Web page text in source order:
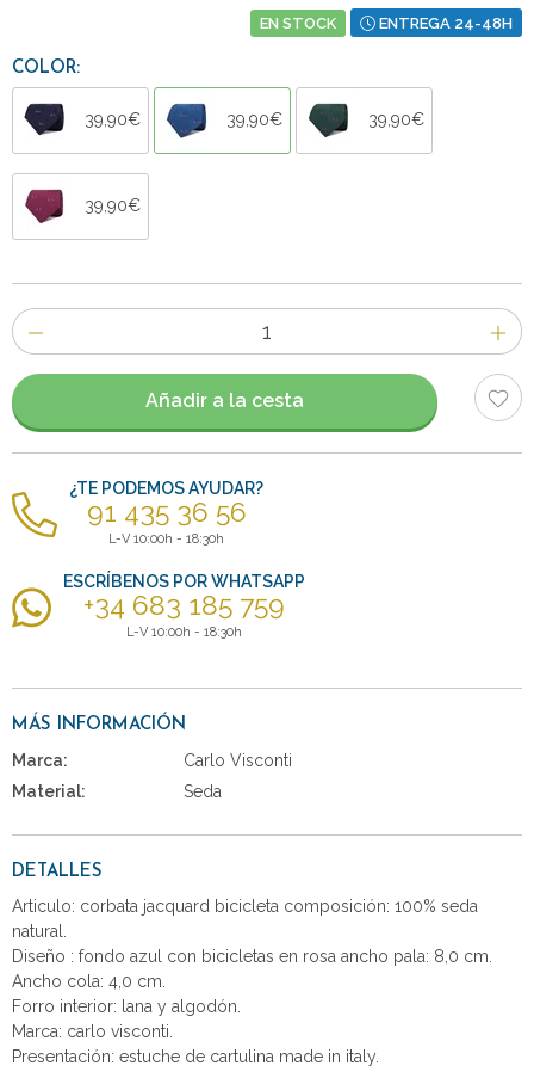
EN STOCK ENTREGA 24-48H
COLOR:
39,90€ 39,90€ 39,90€
39,90€
Número
de
artículos
Añadir a la cesta
¿TE PODEMOS AYUDAR?
91 435 36 56
L-V 10:00h - 18:30h
ESCRÍBENOS POR WHATSAPP
+34 683 185 759
L-V 10:00h - 18:30h
MÁS INFORMACIÓN
Marca:
Carlo Visconti
Material:
Seda
DETALLES
Articulo: corbata jacquard bicicleta composición: 100% seda
natural.
Diseño : fondo azul con bicicletas en rosa ancho pala: 8,0 cm.
Ancho cola: 4,0 cm.
Forro interior: lana y algodón.
Marca: carlo visconti.
Presentación: estuche de cartulina made in italy.